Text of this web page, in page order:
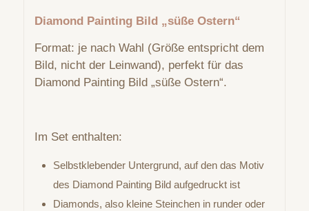
Diamond Painting Bild „süße Ostern“
Format: je nach Wahl (Größe entspricht dem
Bild, nicht der Leinwand), perfekt für das
Diamond Painting Bild „süße Ostern“.
Im Set enthalten:
Selbstklebender Untergrund, auf den das Motiv
des Diamond Painting Bild aufgedruckt ist
Diamonds, also kleine Steinchen in runder oder